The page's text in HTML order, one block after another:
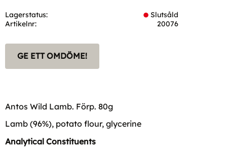
Lagerstatus
Slutsåld
Artikelnr
20076
GE ETT OMDÖME!
Antos Wild Lamb. Förp. 80g
Lamb (96%), potato flour, glycerine
Analytical Constituents